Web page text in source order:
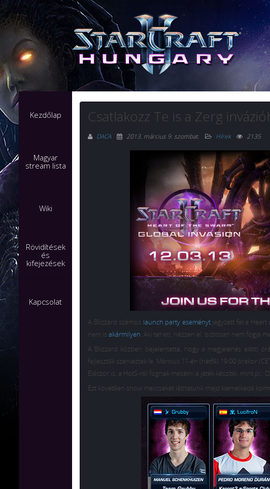
Kezdőlap
Magyar
stream lista
Wiki
Rövidítések
és
kifejezések
Kapcsolat
Csatlakozz Te is a Zerg
DACA 2013. március 9. szombat. Hírek 2135
A Blizzard számos launch party eseménytjegyzett fel a Heart
nem is akármilyen. Aki teheti, nézzen el, biztosan nem fogja
A Blizzard közben bejelentette, hogy a megjelenés előtti
fejlesztők szerveztek le. Március 11-én (hétfő) 19:00 órakor
Először is, a HotS-ról fognak mesélni a játék készítői, mint pl.:
Ezt követően show meccseket láthatunk majd kiemelkedő